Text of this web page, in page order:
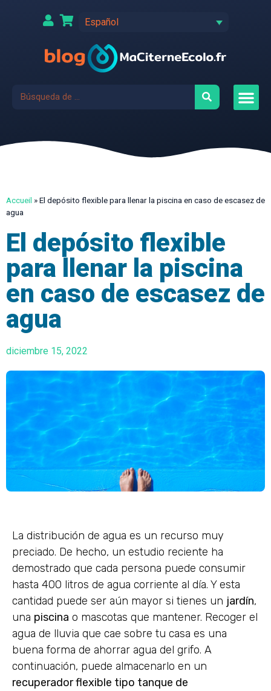
Español
Accueil »El depósito flexible para llenar la piscina en caso de escasez de
agua
El depósito flexible
para llenar la piscina
en caso de escasez de
agua
diciembre 15, 2022
La distribución de agua es un recurso muy
preciado. De hecho, un estudio reciente ha
demostrado que cada persona puede consumir
hasta 400 litros de agua corriente al día. Y esta
cantidad puede ser aún mayor si tienes un jardín,
una piscina o mascotas que mantener. Recoger el
agua de lluvia que cae sobre tu casa es una
buena forma de ahorrar agua del grifo. A
continuación, puede almacenarlo en un
recuperador flexible tipo tanque de